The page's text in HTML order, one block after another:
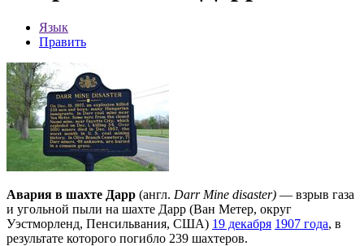
Язык
Править
Авария в шахте Дарр (англ. Darr Mine disaster) — взрыв газа
и угольной пыли на шахте Дарр (Ван Метер, округ
Уэстморленд, Пенсильвания, США) 19 декабря 1907 года, в
результате которого погибло 239 шахтеров.